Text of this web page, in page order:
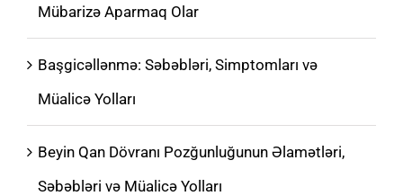
Mübarizə Aparmaq Olar
Başgicəllənmə: Səbəbləri, Simptomları və
Müalicə Yolları
Beyin Qan Dövranı Pozğunluğunun Əlamətləri,
Səbəbləri və Müalicə Yolları